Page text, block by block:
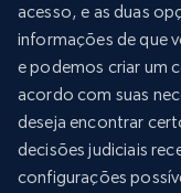
acesso, e as duas
informações de que
e podemos criar um
acordo com suas
deseja encontrar
decisões judiciais
configurações